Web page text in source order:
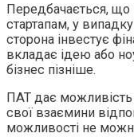
Передбачається, що
стартапам, у
сторона інвестує
вкладає ідею або
бізнес пізніше.
ПАТ дає можливість
свої взаємини
можливості не